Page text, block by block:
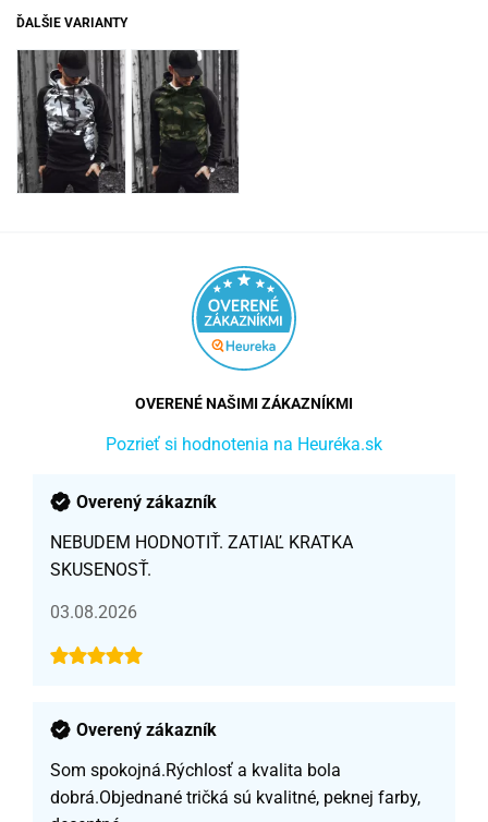
ĎALŠIE VARIANTY
OVERENÉ NAŠIMI ZÁKAZNÍKMI
Pozrieť si hodnotenia na Heuréka.sk
Overený zákazník
NEBUDEM HODNOTIŤ. ZATIAĽ KRATKA
SKUSENOSŤ.
03.08.2026
Overený zákazník
Som spokojná.Rýchlosť a kvalita bola
dobrá.Objednané tričká sú kvalitné, peknej farby,